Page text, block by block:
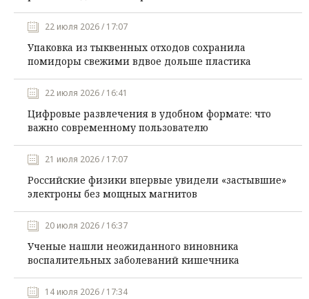
22 июля 2026 / 17:07
Упаковка из тыквенных отходов сохранила
помидоры свежими вдвое дольше пластика
22 июля 2026 / 16:41
Цифровые развлечения в удобном формате: что
важно современному пользователю
21 июля 2026 / 17:07
Российские физики впервые увидели «застывшие»
электроны без мощных магнитов
20 июля 2026 / 16:37
Ученые нашли неожиданного виновника
воспалительных заболеваний кишечника
14 июля 2026 / 17:34